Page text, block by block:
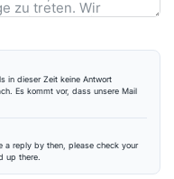
in dieser Zeit keine Antwort
Es kommt vor, dass unsere Mail
a reply by then, please check your
up there.